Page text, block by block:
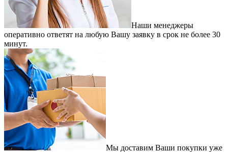
Наши менеджеры
оперативно ответят на любую Вашу заявку в срок не более 30
минут.
Мы доставим Ваши покупки уже